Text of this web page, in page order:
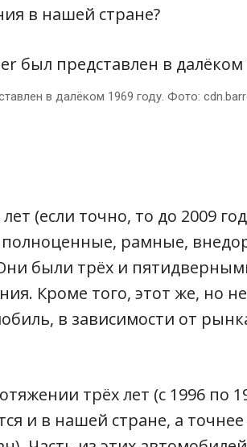
в нашей стране?
в далёком 1969 году. Фото:
(если точно, то до 2009
полноценные, рамные,
были трёх и
Кроме того, этот же, но
в зависимости от
трёх лет (с 1996 по
и в нашей стране, а точнее